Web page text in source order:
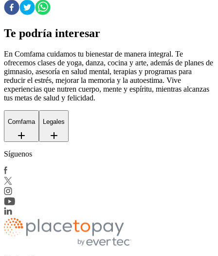
Te podría interesar
En Comfama cuidamos tu bienestar de manera integral. Te
ofrecemos clases de yoga, danza, cocina y arte, además de planes de
gimnasio, asesoría en salud mental, terapias y programas para
reducir el estrés, mejorar la memoria y la autoestima. Vive
experiencias que nutren cuerpo, mente y espíritu, mientras alcanzas
tus metas de salud y felicidad.
Comfama Legales
Síguenos